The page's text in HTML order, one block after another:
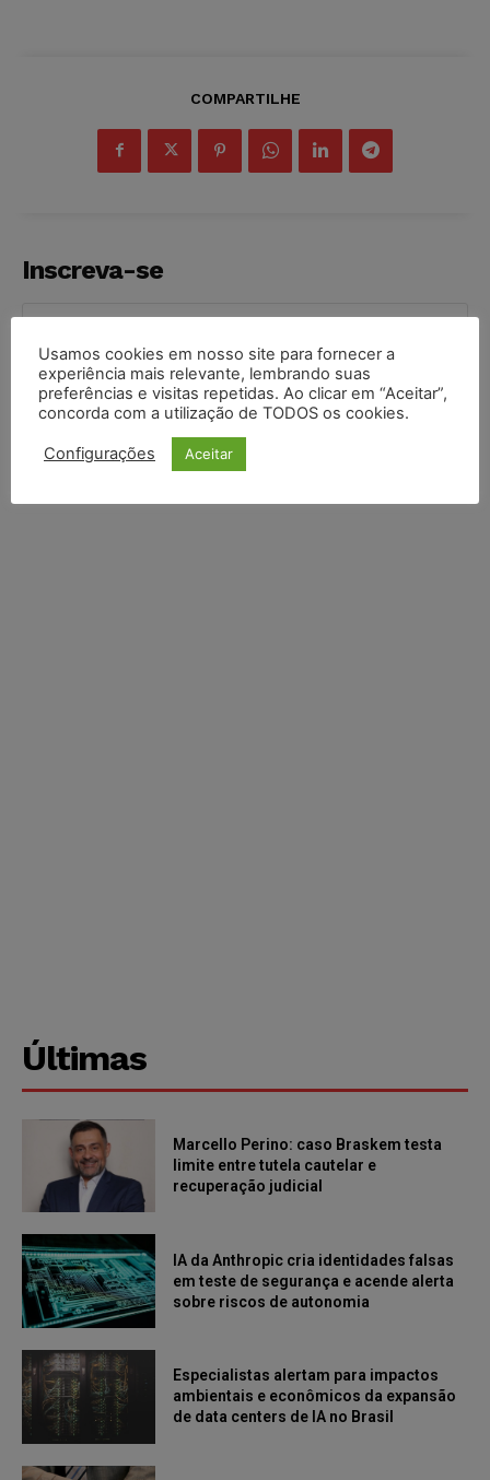
COMPARTILHE
Inscreva-se
INSCREVER
Li e aceito a Política de Privacidade
Últimas
Marcello Perino: caso Braskem testa
limite entre tutela cautelar e
recuperação judicial
IA da Anthropic cria identidades falsas
em teste de segurança e acende alerta
sobre riscos de autonomia
Especialistas alertam para impactos
ambientais e econômicos da expansão
de data centers de IA no Brasil
Usamos cookies em nosso site para fornecer a
experiência mais relevante, lembrando suas
preferências e visitas repetidas. Ao clicar em “Aceitar”,
concorda com a utilização de TODOS os cookies.
Configurações Aceitar